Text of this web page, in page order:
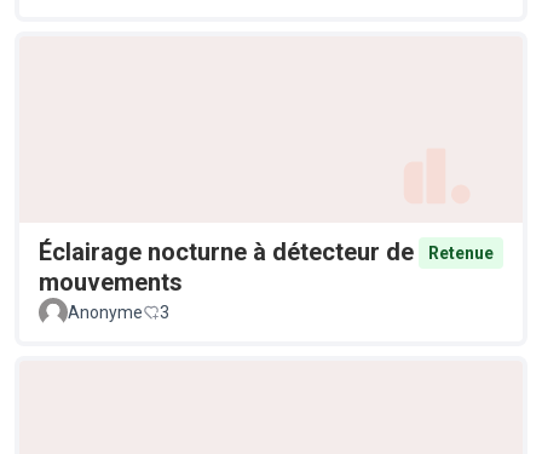
Éclairage nocturne à détecteur de
mouvements
Retenue
Anonyme 3